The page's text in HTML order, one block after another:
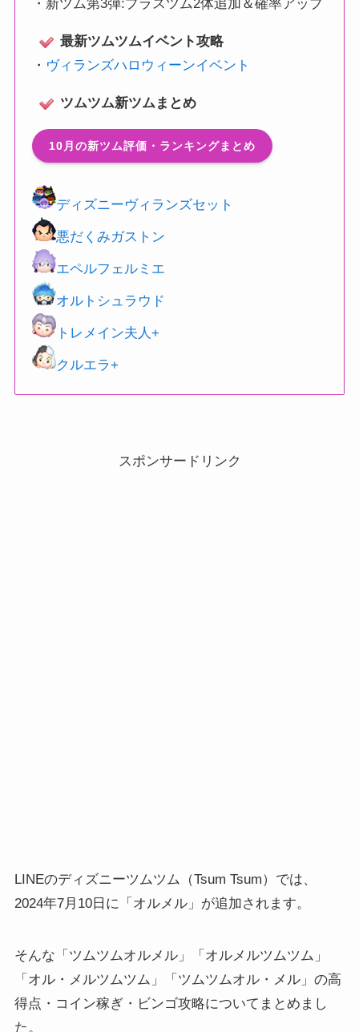
・ 新ツム第3弾:プラスツム2体追加＆確率アップ
最新ツムツムイベント攻略
・ ヴィランズハロウィーンイベント
ツムツム新ツムまとめ
10月の新ツム評価・ランキングまとめ
ディズニーヴィランズセット
悪だくみガストン
エペルフェルミエ
オルトシュラウド
トレメイン夫人+
クルエラ+
スポンサードリンク
LINEのディズニーツムツム（Tsum Tsum）では、
2024年7月10日に「オルメル」が追加されます。
そんな「ツムツムオルメル」「オルメルツムツム」
「オル・メルツムツム」「ツムツムオル・メル」の高
得点・コイン稼ぎ・ビンゴ攻略についてまとめまし
た。